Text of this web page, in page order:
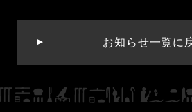
お知らせ一覧に